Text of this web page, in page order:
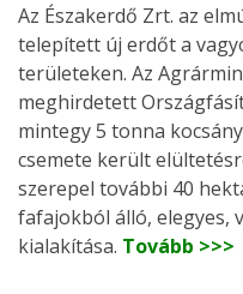
Az Északerdő Zrt. az
telepített új erdőt a
területeken. Az
meghirdetett
mintegy 5 tonna
csemete került
szerepel további 40
fafajokból álló, elegyes,
kialakítása. Tovább >>>